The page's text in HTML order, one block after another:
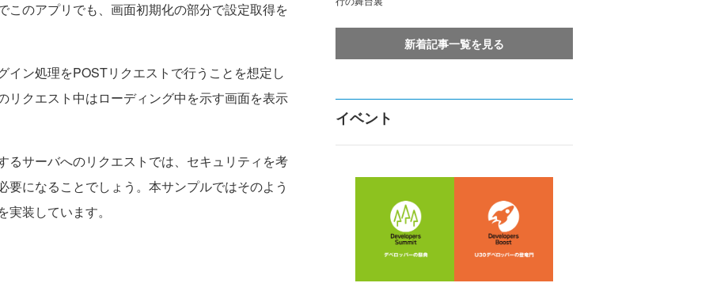
このアプリでも、画面初期化の部分で設定取得を
ン処理をPOSTリクエストで行うことを想定し
リクエスト中はローディング中を示す画面を表示
サーバへのリクエストでは、セキュリティを考
になることでしょう。本サンプルではそのよう
装しています。
新着記事一覧を見る
イベント